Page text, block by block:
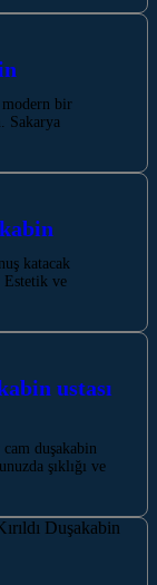
bir
Sakarya
katacak
Estetik ve
ustası
duşakabin
şıklığı ve